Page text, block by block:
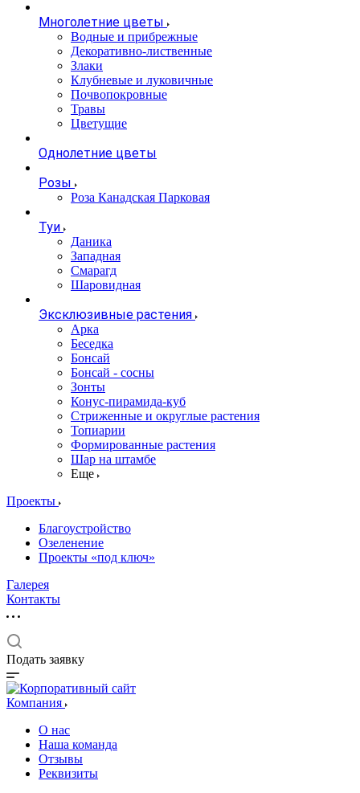
Многолетние цветы
Водные и прибрежные
Декоративно-лиственные
Злаки
Клубневые и луковичные
Почвопокровные
Травы
Цветущие
Однолетние цветы
Розы
Роза Канадская Парковая
Туи
Даника
Западная
Смарагд
Шаровидная
Эксклюзивные растения
Арка
Беседка
Бонсай
Бонсай - сосны
Зонты
Конус-пирамида-куб
Стриженные и округлые растения
Топиарии
Формированные растения
Шар на штамбе
Еще
Проекты
Благоустройство
Озеленение
Проекты «под ключ»
Галерея
Контакты
Подать заявку
Компания
О нас
Наша команда
Отзывы
Реквизиты